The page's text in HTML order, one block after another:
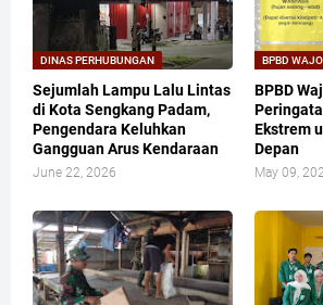
DINAS PERHUBUNGAN
Sejumlah Lampu Lalu Lintas
di Kota Sengkang Padam,
Pengendara Keluhkan
Gangguan Arus Kendaraan
June 22, 2026
BPBD WAJO
BPBD
Ekstrem
Depan
May 09,